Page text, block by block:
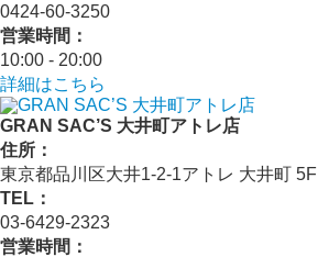
0424-60-3250
営業時間：
10:00 - 20:00
詳細はこちら
GRAN SAC’S 大井町アトレ店
住所：
東京都品川区大井1-2-1アトレ 大井町 5F
TEL：
03-6429-2323
営業時間：